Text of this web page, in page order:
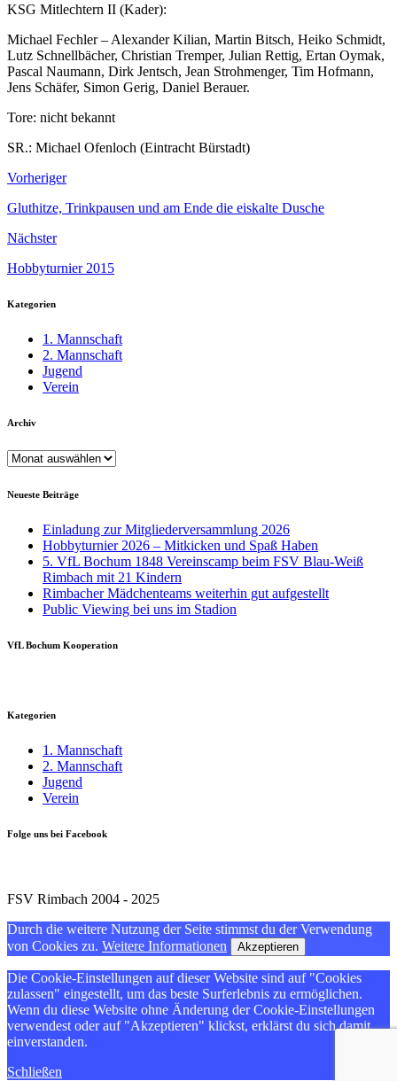
KSG Mitlechtern II (Kader):
Michael Fechler – Alexander Kilian, Martin Bitsch, Heiko Schmidt,
Lutz Schnellbächer, Christian Tremper, Julian Rettig, Ertan Oymak,
Pascal Naumann, Dirk Jentsch, Jean Strohmenger, Tim Hofmann,
Jens Schäfer, Simon Gerig, Daniel Berauer.
Tore: nicht bekannt
SR.: Michael Ofenloch (Eintracht Bürstadt)
Vorheriger
Gluthitze, Trinkpausen und am Ende die eiskalte Dusche
Nächster
Hobbyturnier 2015
Kategorien
1. Mannschaft
2. Mannschaft
Jugend
Verein
Archiv
Archiv
Neueste Beiträge
Einladung zur Mitgliederversammlung 2026
Hobbyturnier 2026 – Mitkicken und Spaß Haben
5. VfL Bochum 1848 Vereinscamp beim FSV Blau-Weiß
Rimbach mit 21 Kindern
Rimbacher Mädchenteams weiterhin gut aufgestellt
Public Viewing bei uns im Stadion
VfL Bochum Kooperation
Kategorien
1. Mannschaft
2. Mannschaft
Jugend
Verein
Folge uns bei Facebook
FSV Rimbach 2004 - 2025
Durch die weitere Nutzung der Seite stimmst du der Verwendung
von Cookies zu. Weitere Informationen Akzeptieren
Die Cookie-Einstellungen auf dieser Website sind auf "Cookies
zulassen" eingestellt, um das beste Surferlebnis zu ermöglichen.
Wenn du diese Website ohne Änderung der Cookie-Einstellungen
verwendest oder auf "Akzeptieren" klickst, erklärst du sich damit
einverstanden.
Schließen